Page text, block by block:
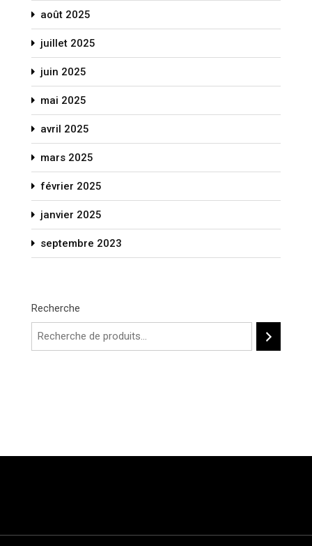
août 2025
juillet 2025
juin 2025
mai 2025
avril 2025
mars 2025
février 2025
janvier 2025
septembre 2023
Recherche